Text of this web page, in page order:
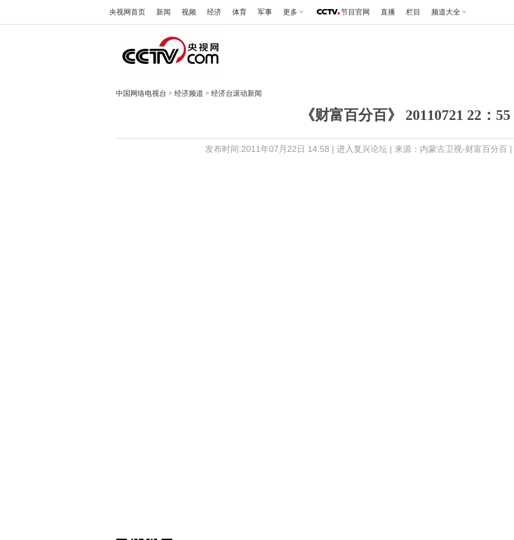
央视网首页 新闻 视频 经济 体育 军事 更多 节目官网 直播 栏目 频道大全
中国网络电视台 > 经济频道 > 经济台滚动新闻
《财富百分百》 20110721 22：55
发布时间:2011年07月22日 14:58 | 进入复兴论坛| 来源：内蒙古卫视-财富百分百 |